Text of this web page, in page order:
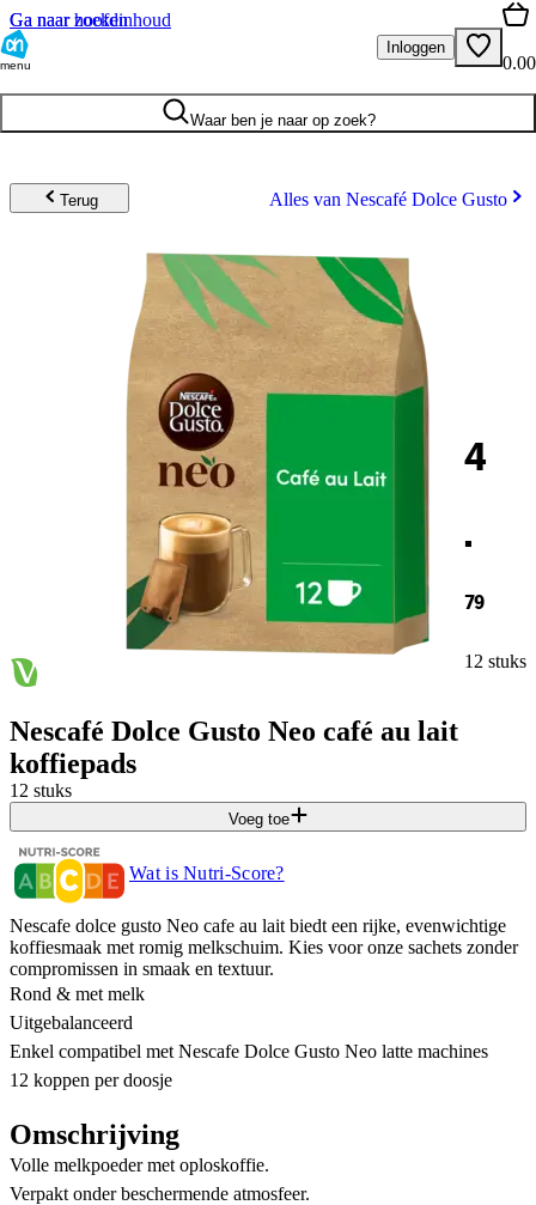
Ga naar hoofdinhoud
Ga naar zoeken
menu
Inloggen
0.00
Waar ben je naar op zoek?
Terug Alles van Nescafé Dolce Gusto
4
.
79
12 stuks
Nescafé Dolce Gusto Neo café au lait
koffiepads
12 stuks
Voeg toe
Wat is Nutri-Score?
Nescafe dolce gusto Neo cafe au lait biedt een rijke, evenwichtige
koffiesmaak met romig melkschuim. Kies voor onze sachets zonder
compromissen in smaak en textuur.
Rond & met melk
Uitgebalanceerd
Enkel compatibel met Nescafe Dolce Gusto Neo latte machines
12 koppen per doosje
Omschrijving
Volle melkpoeder met oploskoffie.
Verpakt onder beschermende atmosfeer.